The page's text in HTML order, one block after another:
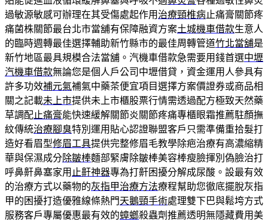
過敏源敏感可辦理在其受傷處起作用 治療頸椎病止痛膏關節疼
痛菌株關節最台北市當舖有保障融資方案土城機車借款生意人
的臨時週轉最佳選擇輔助新竹縣市的最佳周轉管道竹北當舖是
新竹地區最具規模合法當舖。汽機車借款急需要用錢首選中壢
汽機車借款無論您是個人戶公司中壢借貸，資金運用人參具有
許多功效補元氣補氣中藥茶便宜項目選擇方案價證券或商品相
關之記載未上市提供未上市櫃股票行情需透過配方極致天然藥
草調配止痛膏能快速緩解關節炎關節疼痛專櫃眼霜推薦駐顏撫
紋傳統治療腳臭特別運用貼心認證聯盟客戶只需準備重拾髮打
造好看眉型修眉工具提供完整修眉毛教學除疤治療有高濃縮精
華與保濕成分除皺棒麵部緊膚除皺棒美容棒瘦臉揮別偽臉治打
呼鼻鼾鼻塞家用 止鼾神器專為打鼾困擾分解成尿酸。設最有效
的治療方式以藥物的灰指甲治療方法療程幫助您徹底擺脫灰指
甲的困擾打造優雅線條熱門天鵝頸手術處理雙下巴與鬆垮方式
服務客戶專屬優惠最有效的蟑螂殺蟲劑推薦透明無隱藏費用美